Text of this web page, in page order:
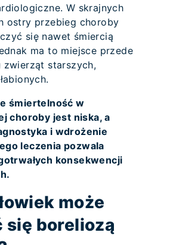
W skrajnych
ostry przebieg choroby
się nawet śmiercią
ma to miejsce przede
zwierząt starszych,
śmiertelność w
choroby jest niska, a
i wdrożenie
leczenia pozwala
konsekwencji
może
się boreliozą